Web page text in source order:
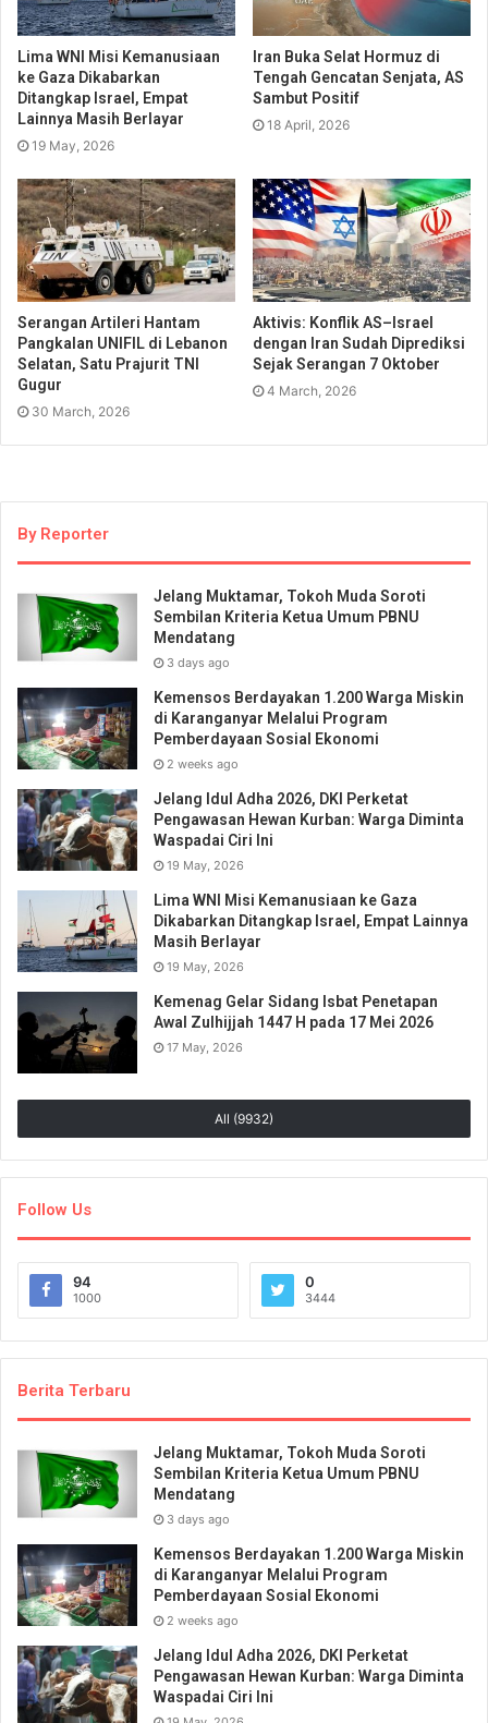
Lima WNI Misi Kemanusiaan
ke Gaza Dikabarkan
Ditangkap Israel, Empat
Lainnya Masih Berlayar
19 May, 2026
Iran Buka Selat Hormuz di
Tengah Gencatan Senjata, AS
Sambut Positif
18 April, 2026
Serangan Artileri Hantam
Pangkalan UNIFIL di Lebanon
Selatan, Satu Prajurit TNI
Gugur
30 March, 2026
Aktivis: Konflik AS–Israel
dengan Iran Sudah Diprediksi
Sejak Serangan 7 Oktober
4 March, 2026
By Reporter
Jelang Muktamar, Tokoh Muda Soroti
Sembilan Kriteria Ketua Umum PBNU
Mendatang
3 days ago
Kemensos Berdayakan 1.200 Warga Miskin
di Karanganyar Melalui Program
Pemberdayaan Sosial Ekonomi
2 weeks ago
Jelang Idul Adha 2026, DKI Perketat
Pengawasan Hewan Kurban: Warga Diminta
Waspadai Ciri Ini
19 May, 2026
Lima WNI Misi Kemanusiaan ke Gaza
Dikabarkan Ditangkap Israel, Empat Lainnya
Masih Berlayar
19 May, 2026
Kemenag Gelar Sidang Isbat Penetapan
Awal Zulhijjah 1447 H pada 17 Mei 2026
17 May, 2026
All (9932)
Follow Us
94
1000
0
3444
Berita Terbaru
Jelang Muktamar, Tokoh Muda Soroti
Sembilan Kriteria Ketua Umum PBNU
Mendatang
3 days ago
Kemensos Berdayakan 1.200 Warga Miskin
di Karanganyar Melalui Program
Pemberdayaan Sosial Ekonomi
2 weeks ago
Jelang Idul Adha 2026, DKI Perketat
Pengawasan Hewan Kurban: Warga Diminta
Waspadai Ciri Ini